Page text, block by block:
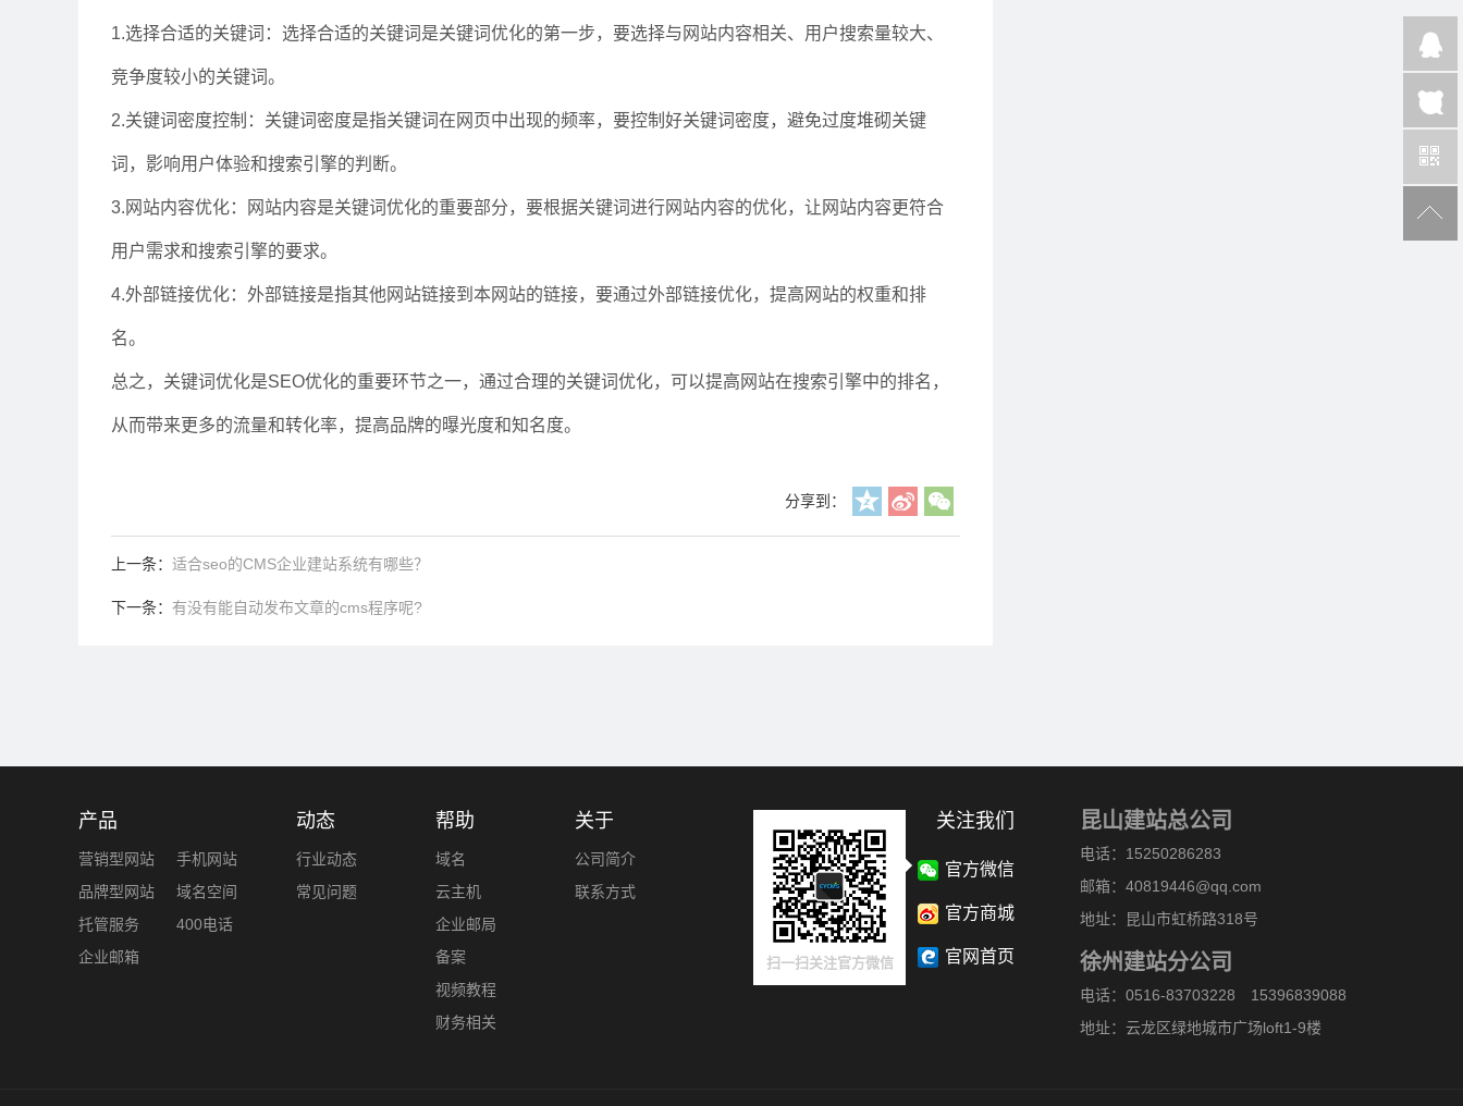
1.选择合适的关键词：选择合适的关键词是关键词优化的第一步，要选择与网站内容相关、用户搜索量较大、
竞争度较小的关键词。
2.关键词密度控制：关键词密度是指关键词在网页中出现的频率，要控制好关键词密度，避免过度堆砌关键
词，影响用户体验和搜索引擎的判断。
3.网站内容优化：网站内容是关键词优化的重要部分，要根据关键词进行网站内容的优化，让网站内容更符合
用户需求和搜索引擎的要求。
4.外部链接优化：外部链接是指其他网站链接到本网站的链接，要通过外部链接优化，提高网站的权重和排
名。
总之，关键词优化是SEO优化的重要环节之一，通过合理的关键词优化，可以提高网站在搜索引擎中的排名，
从而带来更多的流量和转化率，提高品牌的曝光度和知名度。
分享到：
上一条： 适合seo的CMS企业建站系统有哪些？
下一条： 有没有能自动发布文章的cms程序呢?
产品
营销型网站
手机网站
品牌型网站
域名空间
托管服务
400电话
企业邮箱
动态
行业动态
常见问题
帮助
域名
云主机
企业邮局
备案
视频教程
财务相关
关于
公司简介
联系方式
昆山建站总公司
电话：15250286283
邮箱：40819446@qq.com
地址：昆山市虹桥路318号
徐州建站分公司
电话：0516-83703228 15396839088
地址：云龙区绿地城市广场loft1-9楼
扫一扫关注官方微信
关注我们
官方微信
官方商城
官网首页